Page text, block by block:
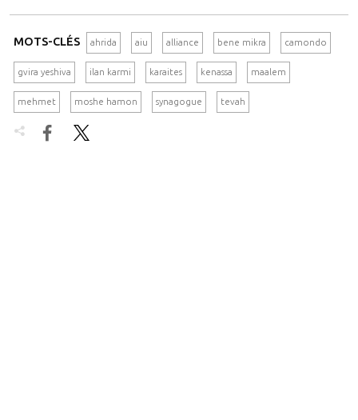
MOTS-CLÉS ahrida aiu alliance bene mikra camondo
gvira yeshiva ilan karmi karaites kenassa maalem
mehmet moshe hamon synagogue tevah
 